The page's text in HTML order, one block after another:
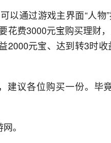
以通过游戏主界面“人物
花费3000元宝购买理财
2000元宝、达到转3时
建议各位购买一份。毕
。